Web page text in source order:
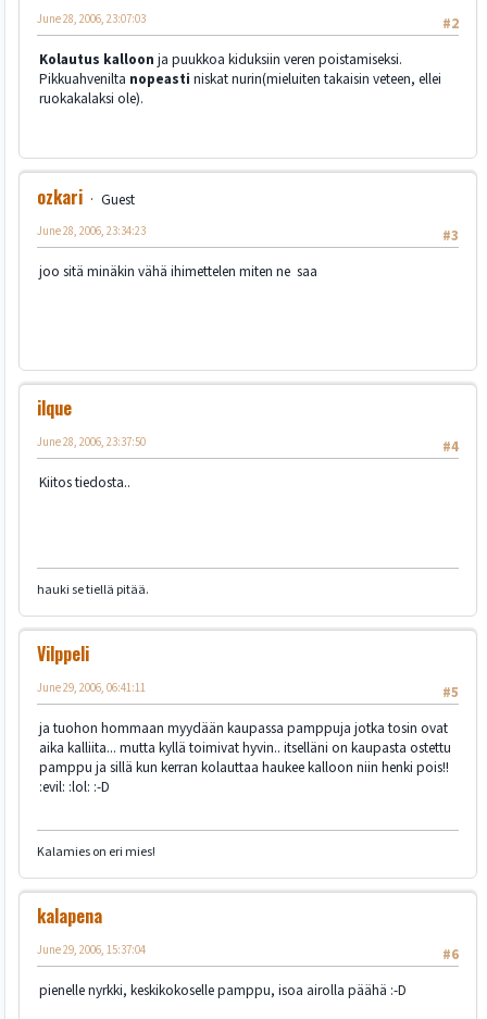
#2
June 28, 2006, 23:07:03
Kolautus kalloon ja puukkoa kiduksiin veren poistamiseksi.
Pikkuahvenilta nopeasti niskat nurin(mieluiten takaisin veteen, ellei
ruokakalaksi ole).
ozkari
Guest
#3
June 28, 2006, 23:34:23
joo sitä minäkin vähä ihimettelen miten ne saa
ilque
#4
June 28, 2006, 23:37:50
Kiitos tiedosta..
hauki se tiellä pitää.
Vilppeli
#5
June 29, 2006, 06:41:11
ja tuohon hommaan myydään kaupassa pamppuja jotka tosin ovat
aika kalliita... mutta kyllä toimivat hyvin.. itselläni on kaupasta ostettu
pamppu ja sillä kun kerran kolauttaa haukee kalloon niin henki pois!!
:evil: :lol: :-D
Kalamies on eri mies!
kalapena
#6
June 29, 2006, 15:37:04
pienelle nyrkki, keskikokoselle pamppu, isoa airolla päähä :-D